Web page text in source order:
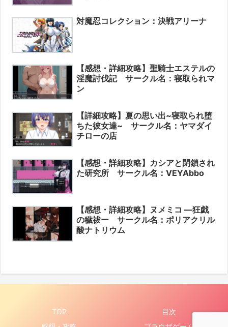
対魔忍コレクション：決戦アリーナ
【感想・詳細攻略】聖騎士エステルの
淫魔討伐記 サークル名：寝取られマ
ン
【詳細攻略】夏の思い出~寝取られ堕
ちた彼女達~ サークル名：ヤマダイ
チローの店
【感想・詳細攻略】カシアと閉鎖され
た研究所 サークル名：VEYAbbo
【感想・詳細攻略】ヌメミコ ―狂戯
の穢祓ー サークル名：ポリアクリル
酸ナトリウム
TOP
目次